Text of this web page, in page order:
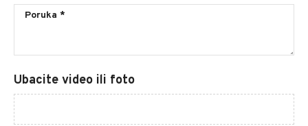
Ubacite video ili foto